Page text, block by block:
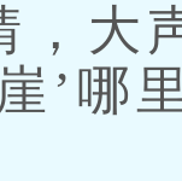
，大
’哪